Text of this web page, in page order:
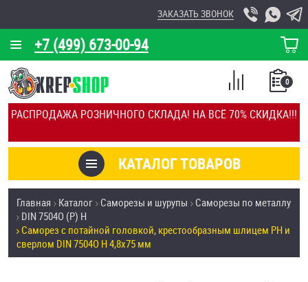
РАСПРОДАЖА РОЗНИЧНОГО СКЛАДА! НА ВСЁ 70% СКИДКА!!!
+7 (499) 673-00-94
ЗАКАЗАТЬ ЗВОНОК
КОРЗИНА
О КОМПАНИИ
КАЛЬКУЛЯТОР
ОТЗЫВЫ
УСЛУГИ
СКИДКИ
КАТАЛОГ ТОВАРОВ
0
СПИСОК
СРАВНЕНИЕ
Товары со скидкой
Анкеры
Антивандальный крепёж, инструмент
Главная Каталог Саморезы и шурупы
Саморезы по металлу
DIN 7504О (Р) H
Саморез с потайной головкой, крестообразным шлицем PH и
сверлом DIN 7504O H 4,8х75 мм